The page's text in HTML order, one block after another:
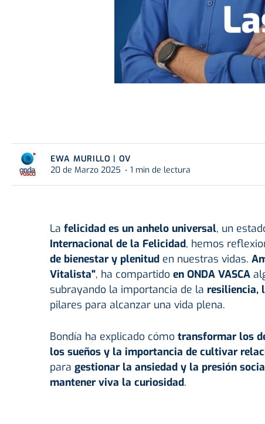
EWA MURILLO | OV
20 de Marzo 2025
1 min de lectura
La felicidad es un anhelo universal, un
Internacional de la Felicidad, hemos
de bienestar y plenitud en nuestras vidas.
Vitalista", ha compartido en ONDA VASCA
subrayando la importancia de la resiliencia,
pilares para alcanzar una vida plena.
Bondía ha explicado cómo transformar los
los sueños y la importancia de cultivar
para gestionar la ansiedad y la presión
mantener viva la curiosidad.